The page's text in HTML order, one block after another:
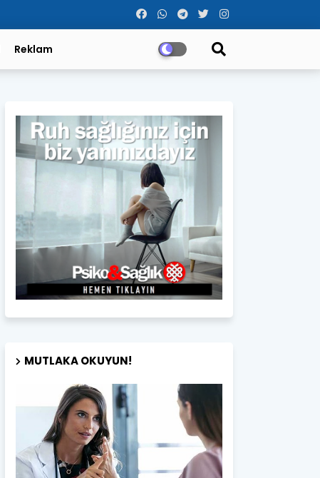
Reklam
MUTLAKA OKUYUN!